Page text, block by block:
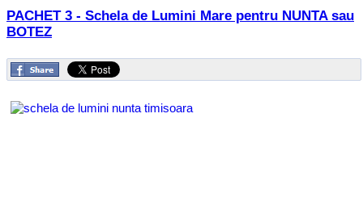
PACHET 3 - Schela de Lumini Mare pentru NUNTA sau
BOTEZ